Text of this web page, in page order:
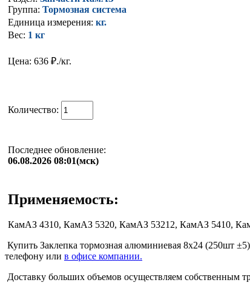
Группа: Тормозная система
Единица измерения: кг.
Вес: 1 кг
Цена: 636 ₽./кг.
Количество:
Последнее обновление:
06.08.2026 08:01(мск)
Применяемость:
КамАЗ 4310, КамАЗ 5320, КамАЗ 53212, КамАЗ 5410,
Купить Заклепка тормозная алюминиевая 8х24 (250шт
телефону или в офисе компании.
Доставку больших объемов осуществляем собственным